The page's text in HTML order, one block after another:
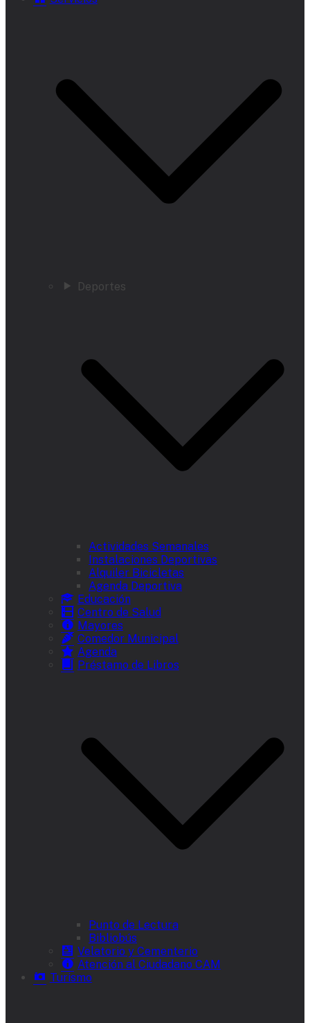
Deportes
Actividades Semanales
Instalaciones Deportivas
Alquiler Bicicletas
Agenda Deportiva
Educación
Centro de Salud
Mayores
Comedor Municipal
Agenda
Préstamo de Libros
Punto de Lectura
Bibliobús
Velatorio y Cementerio
Atención al Ciudadano CAM
Turismo